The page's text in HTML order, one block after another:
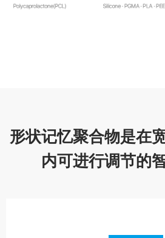
形状记忆聚合物是在
内可进行调节的